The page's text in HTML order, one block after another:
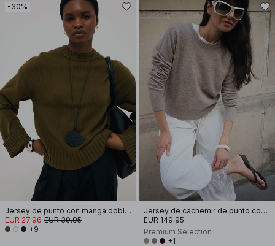
-30%
Jersey de punto con manga doblada
EUR 27.96 EUR 39.95
+9
Jersey de cachemir de punto con cuello redondo
EUR 149.95
Premium Selection
+1